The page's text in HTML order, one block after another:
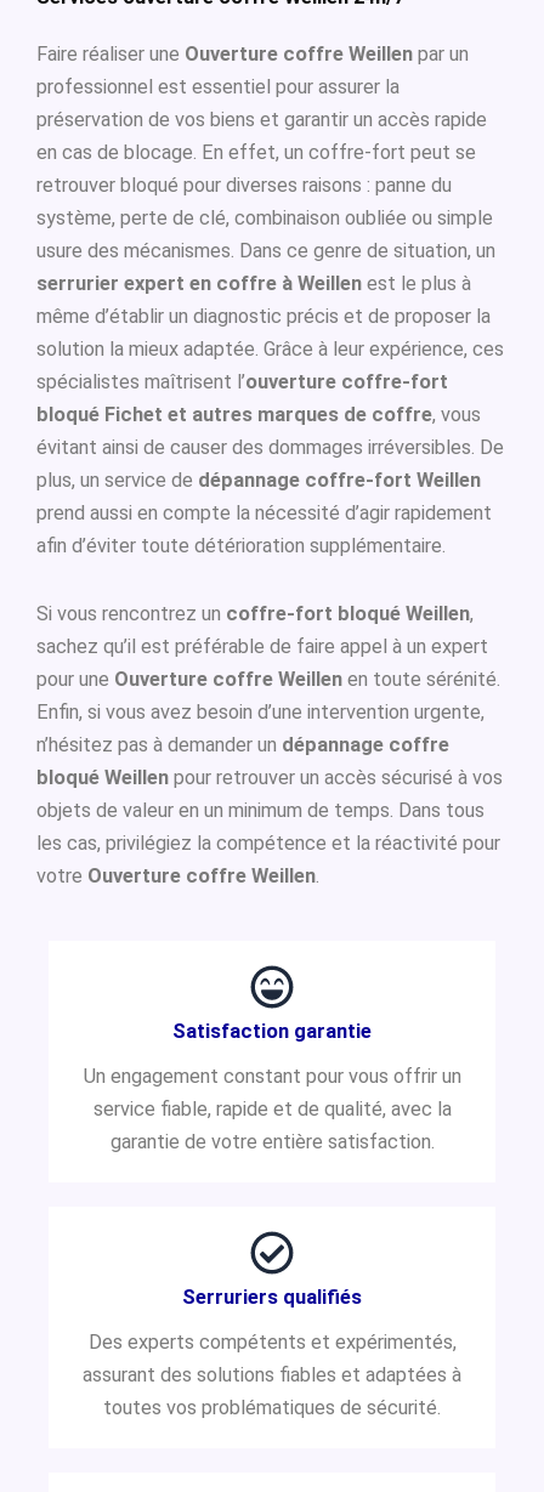
Faire réaliser une Ouverture coffre Weillen par un
professionnel est essentiel pour assurer la
préservation de vos biens et garantir un accès rapide
en cas de blocage. En effet, un coffre-fort peut se
retrouver bloqué pour diverses raisons : panne du
système, perte de clé, combinaison oubliée ou simple
usure des mécanismes. Dans ce genre de situation, un
serrurier expert en coffre à Weillen est le plus à
même d’établir un diagnostic précis et de proposer la
solution la mieux adaptée. Grâce à leur expérience, ces
spécialistes maîtrisent l’ouverture coffre-fort
bloqué Fichet et autres marques de coffre, vous
évitant ainsi de causer des dommages irréversibles. De
plus, un service de dépannage coffre-fort Weillen
prend aussi en compte la nécessité d’agir rapidement
afin d’éviter toute détérioration supplémentaire.
Si vous rencontrez un coffre-fort bloqué Weillen,
sachez qu’il est préférable de faire appel à un expert
pour une Ouverture coffre Weillen en toute sérénité.
Enfin, si vous avez besoin d’une intervention urgente,
n’hésitez pas à demander un dépannage coffre
bloqué Weillen pour retrouver un accès sécurisé à vos
objets de valeur en un minimum de temps. Dans tous
les cas, privilégiez la compétence et la réactivité pour
votre Ouverture coffre Weillen.
Satisfaction garantie
Un engagement constant pour vous offrir un
service fiable, rapide et de qualité, avec la
garantie de votre entière satisfaction.
Serruriers qualifiés
Des experts compétents et expérimentés,
assurant des solutions fiables et adaptées à
toutes vos problématiques de sécurité.